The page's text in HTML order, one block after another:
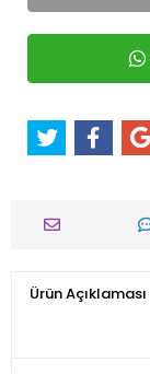
Ürün Açıklaması